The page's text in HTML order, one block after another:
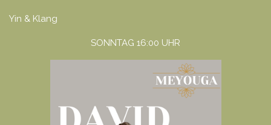
Yin & Klang
SONNTAG 16:00 UHR